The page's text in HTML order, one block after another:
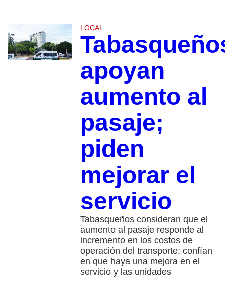
LOCAL
apoyan
aumento al
pasaje;
piden
mejorar el
servicio
Tabasqueños consideran que el
aumento al pasaje responde al
incremento en los costos de
operación del transporte; confían
en que haya una mejora en el
servicio y las unidades